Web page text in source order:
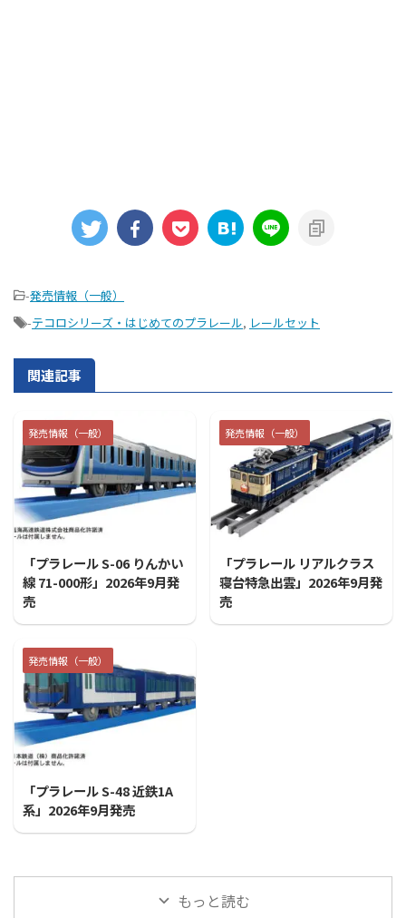
-発売情報（一般）
-テコロシリーズ・はじめてのプラレール, レールセット
関連記事
発売情報（一般）
「プラレール S-06 りんかい
線 71-000形」2026年9月発
売
発売情報（一般）
「プラレール リアルクラス
寝台特急出雲」2026年9月発
売
発売情報（一般）
「プラレール S-48 近鉄1A
系」2026年9月発売
もっと読む